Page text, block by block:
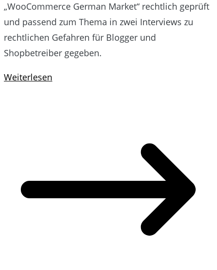
„WooCommerce German Market“ rechtlich geprüft
und passend zum Thema in zwei Interviews zu
rechtlichen Gefahren für Blogger und
Shopbetreiber gegeben.
Weiterlesen